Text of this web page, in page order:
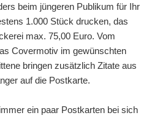
beim jüngeren Publikum für Ihr
1.000 Stück drucken, das
max. 75,00 Euro. Vom
Covermotiv im gewünschten
bringen zusätzlich Zitate aus
auf die Postkarte.
ein paar Postkarten bei sich